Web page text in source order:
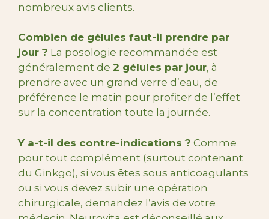
nombreux avis clients.
Combien de gélules faut-il prendre par
jour ? La posologie recommandée est
généralement de 2 gélules par jour, à
prendre avec un grand verre d’eau, de
préférence le matin pour profiter de l’effet
sur la concentration toute la journée.
Y a-t-il des contre-indications ? Comme
pour tout complément (surtout contenant
du Ginkgo), si vous êtes sous anticoagulants
ou si vous devez subir une opération
chirurgicale, demandez l’avis de votre